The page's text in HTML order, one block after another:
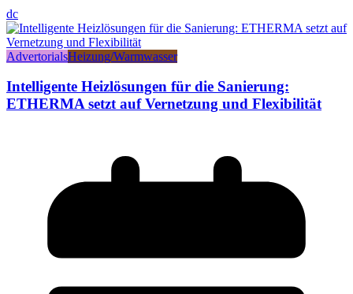
dc
AdvertorialsHeizung/Warmwasser
Intelligente Heizlösungen für die Sanierung:
ETHERMA setzt auf Vernetzung und Flexibilität